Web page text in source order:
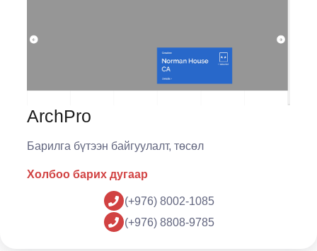
ArchPro
Барилга бүтээн байгуулалт, төсөл
Холбоо барих дугаар
(+976) 8002-1085
(+976) 8808-9785